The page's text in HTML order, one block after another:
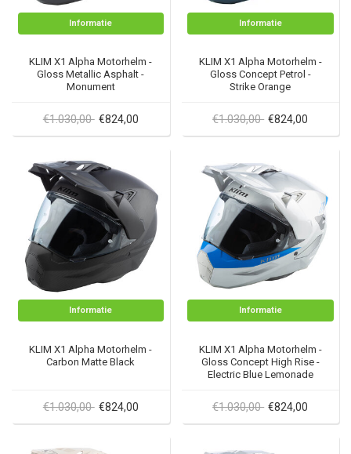
Informatie
KLIM X1 Alpha Motorhelm -
Gloss Metallic Asphalt -
Monument
€1.030,00 €824,00
Informatie
KLIM X1 Alpha Motorhelm -
Gloss Concept Petrol -
Strike Orange
€1.030,00 €824,00
Informatie
KLIM X1 Alpha Motorhelm -
Carbon Matte Black
€1.030,00 €824,00
Informatie
KLIM X1 Alpha Motorhelm -
Gloss Concept High Rise -
Electric Blue Lemonade
€1.030,00 €824,00